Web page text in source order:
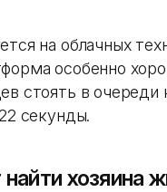
на облачных
особенно
стоять в
секунды.
хозяина